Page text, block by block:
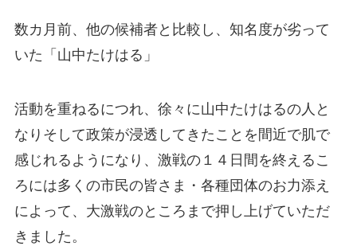
数カ月前、他の候補者と比較し、知名度が劣って
いた「山中たけはる」
活動を重ねるにつれ、徐々に山中たけはるの人と
なりそして政策が浸透してきたことを間近で肌で
感じれるようになり、激戦の１４日間を終えるこ
ろには多くの市民の皆さま・各種団体のお力添え
によって、大激戦のところまで押し上げていただ
きました。